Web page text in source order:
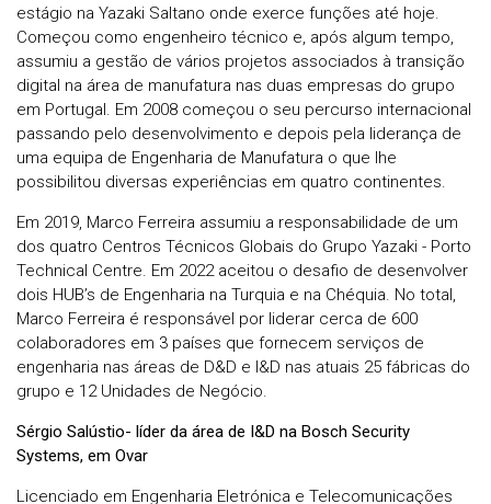
estágio na Yazaki Saltano onde exerce funções até hoje.
Começou como engenheiro técnico e, após algum tempo,
assumiu a gestão de vários projetos associados à transição
digital na área de manufatura nas duas empresas do grupo
em Portugal. Em 2008 começou o seu percurso internacional
passando pelo desenvolvimento e depois pela liderança de
uma equipa de Engenharia de Manufatura o que lhe
possibilitou diversas experiências em quatro continentes.
Em 2019, Marco Ferreira assumiu a responsabilidade de um
dos quatro Centros Técnicos Globais do Grupo Yazaki - Porto
Technical Centre. Em 2022 aceitou o desafio de desenvolver
dois HUB’s de Engenharia na Turquia e na Chéquia. No total,
Marco Ferreira é responsável por liderar cerca de 600
colaboradores em 3 países que fornecem serviços de
engenharia nas áreas de D&D e I&D nas atuais 25 fábricas do
grupo e 12 Unidades de Negócio.
Sérgio Salústio- líder da área de I&D na Bosch Security
Systems, em Ovar
Licenciado em Engenharia Eletrónica e Telecomunicações